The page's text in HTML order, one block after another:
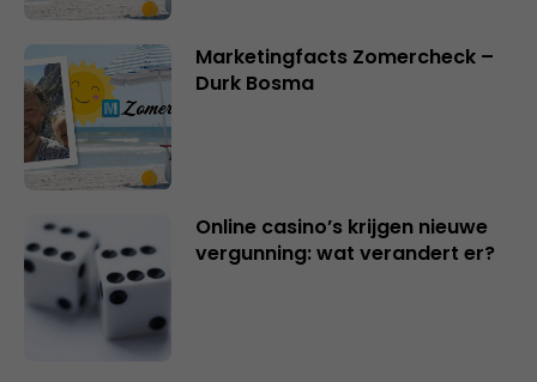
Marketingfacts Zomercheck –
Durk Bosma
Online casino’s krijgen nieuwe
vergunning: wat verandert er?